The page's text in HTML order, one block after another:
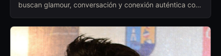
buscan glamour, conversación y conexión auténtica con